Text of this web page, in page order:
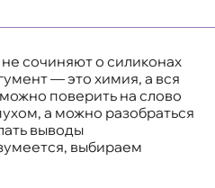
сочиняют о силиконах
— это химия, а вся
поверить на слово
а можно разобраться
выводы
выбираем